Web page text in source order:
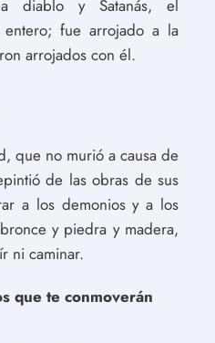
diablo y Satanás, el
fue arrojado a la
arrojados con él.
que no murió a causa de
de las obras de sus
a los demonios y a los
y piedra y madera,
ni caminar.
que te conmoverán